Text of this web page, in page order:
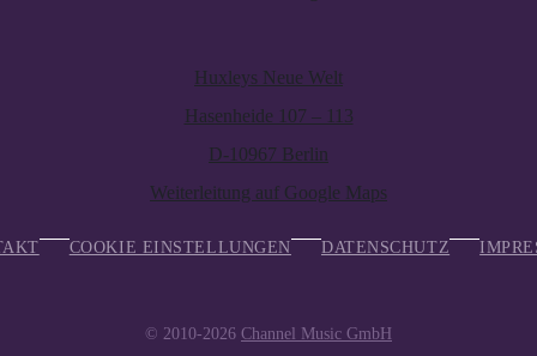
Huxleys Neue Welt
Hasenheide 107 – 113
D-10967 Berlin
Weiterleitung auf Google Maps
COOKIE EINSTELLUNGEN DATENSCHUTZ
© 2010-2026 Channel Music GmbH